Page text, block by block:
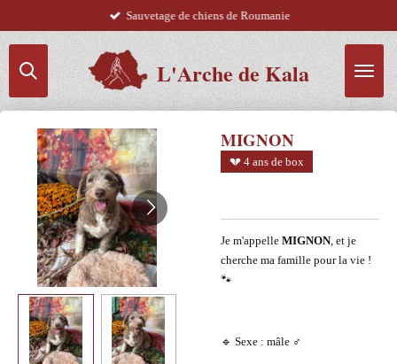
principal
L'Arche de Kala
Sauvetage de chiens de Roumanie
MIGNON
💔 4 ans de box
Je m'appelle MIGNON, et je
cherche ma famille pour la vie !
🐾
🔹 Sexe : mâle ♂️